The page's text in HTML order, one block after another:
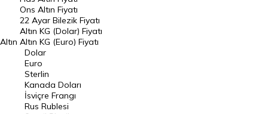
Döviz Kuru
Dolar Kuru
Euro Kuru
Pound Kuru
Frank Kuru
Riyal Kuru
Altın
Ons Altın Fiyatı
22 Ayar Bilezik Fiyatı
Altın KG (Dolar) Fiyatı
Altın KG (Euro) Fiyatı
Dolar
Euro
Sterlin
Kanada Doları
İsviçre Frangı
Rus Rublesi